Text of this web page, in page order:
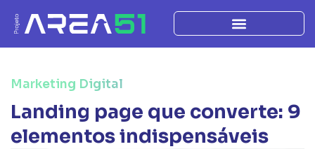
Marketing Digital
Landing page que converte: 9
elementos indispensáveis